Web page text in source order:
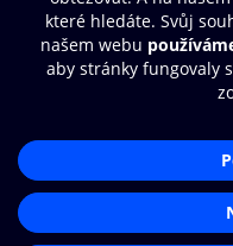
© O2 Czech Republic a.s.
Zásady zpracování